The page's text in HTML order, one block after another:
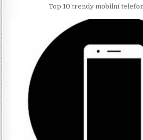
Top 10 trendy mobilní